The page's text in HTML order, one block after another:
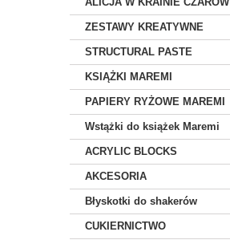
ZESTAWY KREATYWNE
STRUCTURAL PASTE
KSIĄŻKI MAREMI
PAPIERY RYŻOWE MAREMI
Wstążki do książek Maremi
ACRYLIC BLOCKS
AKCESORIA
Błyskotki do shakerów
CUKIERNICTWO